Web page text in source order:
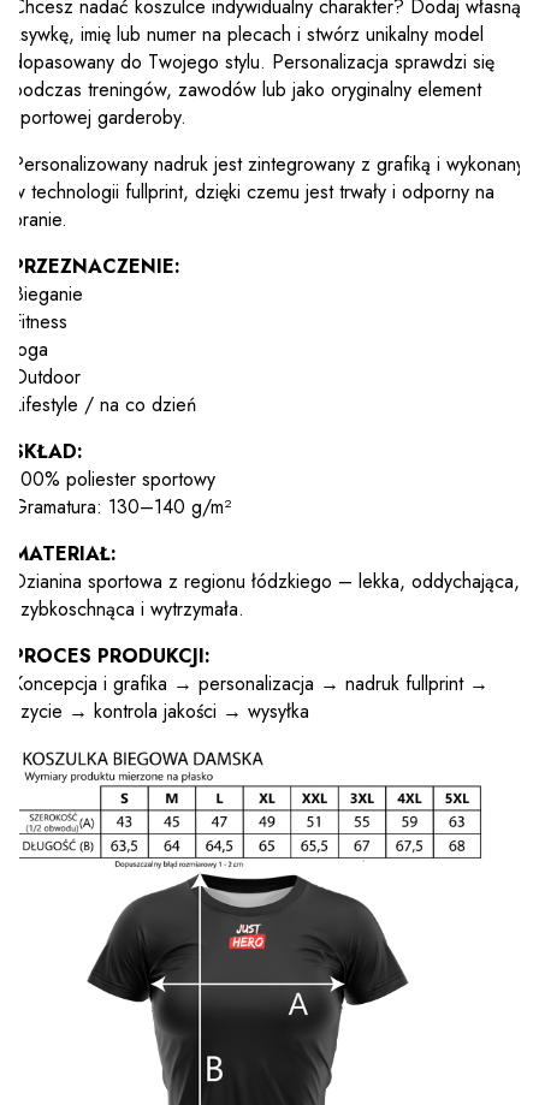
Chcesz nadać koszulce indywidualny charakter? Dodaj własną
ksywkę, imię lub numer na plecach i stwórz unikalny model
dopasowany do Twojego stylu. Personalizacja sprawdzi się
podczas treningów, zawodów lub jako oryginalny element
sportowej garderoby.
Personalizowany nadruk jest zintegrowany z grafiką i wykonany
w technologii fullprint, dzięki czemu jest trwały i odporny na
pranie.
PRZEZNACZENIE:
Bieganie
Fitness
Joga
Outdoor
Lifestyle / na co dzień
SKŁAD:
100% poliester sportowy
Gramatura: 130–140 g/m²
MATERIAŁ:
Dzianina sportowa z regionu łódzkiego – lekka, oddychająca,
szybkoschnąca i wytrzymała.
PROCES PRODUKCJI:
Koncepcja i grafika → personalizacja → nadruk fullprint →
szycie → kontrola jakości → wysyłka